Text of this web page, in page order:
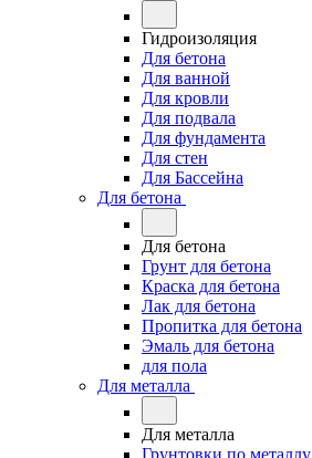
Гидроизоляция
Для бетона
Для ванной
Для кровли
Для подвала
Для фундамента
Для стен
Для Бассейна
Для бетона
Для бетона
Грунт для бетона
Краска для бетона
Лак для бетона
Пропитка для бетона
Эмаль для бетона
для пола
Для металла
Для металла
Грунтовки по металлу